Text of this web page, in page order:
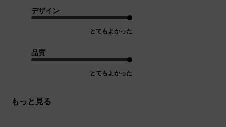
デザイン
とてもよかった
品質
とてもよかった
もっと見る